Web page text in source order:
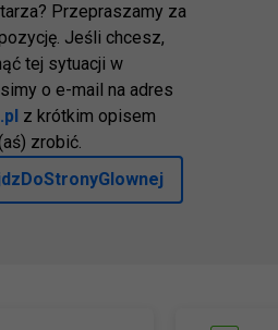
Przepraszamy za
Jeśli chcesz,
tej sytuacji w
o e-mail na adres
z krótkim opisem
zrobić.